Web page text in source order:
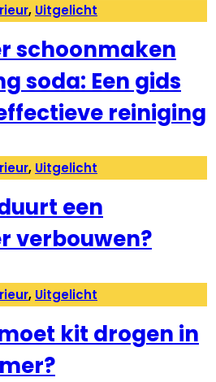
, Uitgelicht
schoonmaken
soda: Een gids
reiniging
, Uitgelicht
een
verbouwen?
, Uitgelicht
kit drogen in